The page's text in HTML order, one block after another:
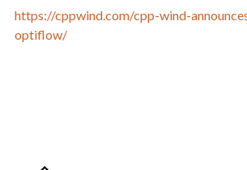
https://cppwind.com/cpp-wind-
optiflow/